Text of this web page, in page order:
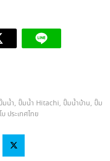
มน้ำ, ปั๊มน้ำ Hitachi, ปั๊มน้ำบ้าน, ปั๊ม
บ ประเทศไทย